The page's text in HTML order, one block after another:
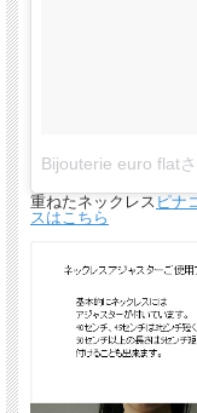
重ねたネックレス ピナ
スはこちら